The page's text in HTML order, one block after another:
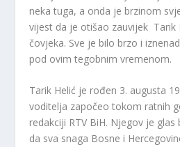
neka tuga, a onda je brzinom
vijest da je otišao zauvijek Tarik
čovjeka. Sve je bilo brzo i
pod ovim tegobnim vremenom.
Tarik Helić je rođen 3. augusta
voditelja započeo tokom ratnih
redakciji RTV BiH. Njegov je glas
da sva snaga Bosne i